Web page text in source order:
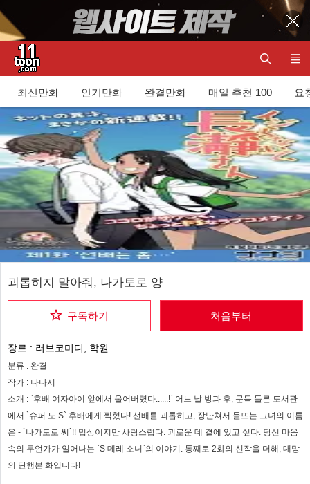
최신만화 인기만화 완결만화 매일 추천 100 요
괴롭히지 말아줘, 나가토로 양
구독하기 처음부터
장르 : 러브코미디, 학원
분류 : 완결
작가 : 나나시
소개 : `후배 여자아이 앞에서 울어버렸다......!` 어느 날 방과 후, 문득 들른 도서관
에서 `슈퍼 도 S` 후배에게 찍혔다! 선배를 괴롭히고, 장난쳐서 들뜨는 그녀의 이름
은 - `나가토로 씨`!! 밉상이지만 사랑스럽다. 괴로운 데 곁에 있고 싶다. 당신 마음
속의 무언가가 일어나는 `S 데레 소녀`의 이야기. 통째로 2화의 신작을 더해, 대망
의 단행본 화입니다!